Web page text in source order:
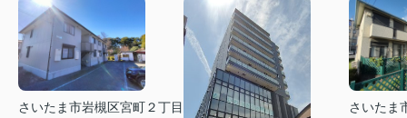
さいたま市岩槻区宮町２丁目
さいたま